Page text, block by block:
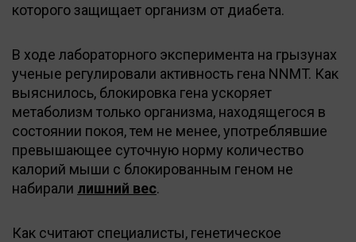
которого защищает организм от диабета.
В ходе лабораторного эксперимента на грызунах
ученые регулировали активность гена NNMT. Как
выяснилось, блокировка гена ускоряет
метаболизм только организма, находящегося в
состоянии покоя, тем не менее, употреблявшие
превышающее суточную норму количество
калорий мыши с блокированным геном не
набирали лишний вес.
Как считают специалисты, генетическое